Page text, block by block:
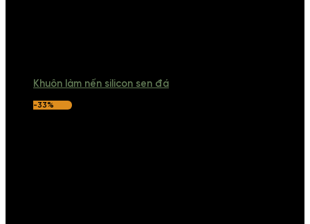
Khuôn làm nến silicon sen đá
-33%